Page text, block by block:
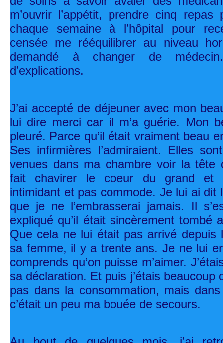
m’ouvrir l’appétit, prendre cinq
chaque semaine à l’hôpital pour
censée me rééquilibrer au niveau
demandé à changer de
d’explications.
J’ai accepté de déjeuner avec mon
lui dire merci car il m’a guérie. Mon
pleuré. Parce qu’il était vraiment beau
Ses infirmières l’admiraient. Elles
venues dans ma chambre voir la tête
fait chavirer le coeur du grand et
intimidant et pas commode. Je lui ai dit
que je ne l’embrasserai jamais. Il
expliqué qu’il était sincèrement tombé
Que cela ne lui était pas arrivé depuis
sa femme, il y a trente ans. Je ne lui
comprends qu’on puisse m’aimer.
sa déclaration. Et puis j’étais beaucoup
pas dans la consommation, mais
c’était un peu ma bouée de secours.